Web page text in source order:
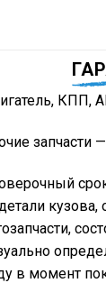
КПП,
запчасти —
кузова,
в момент